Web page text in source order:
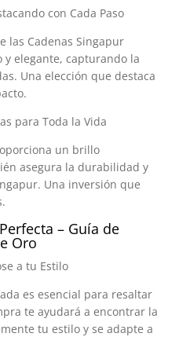
con Cada Paso
las Cadenas Singapur
elegante, capturando la
Una elección que destaca
para Toda la Vida
un brillo
asegura la durabilidad y
Una inversión que
– Guía de
Oro
a tu Estilo
es esencial para resaltar
te ayudará a encontrar la
tu estilo y se adapte a